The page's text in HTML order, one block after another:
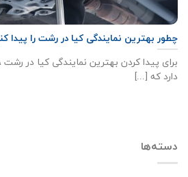
چطور بهترین نمایندگی کیا در رشت را پیدا
برای پیدا کردن بهترین نمایندگی کیا در
دارد که [...]
دسته‌ها